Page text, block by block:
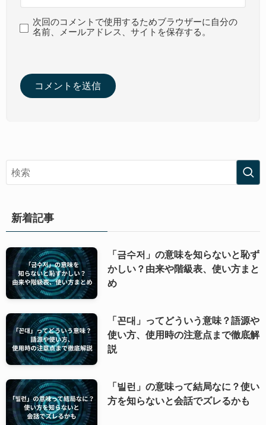
次回のコメントで使用するためブラウザーに自分の
名前、メールアドレス、サイトを保存する。
新着記事
「금수저」の意味を知らないと恥ず
かしい？由来や階級表、使い方まと
め
「꼰대」ってどういう意味？語源や
使い方、使用時の注意点まで徹底解
説
「빌런」の意味って結局なに？使い
方を知らないと会話でズレるかも